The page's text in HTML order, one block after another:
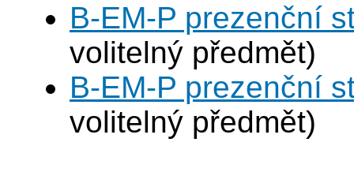
B-EM-P prezenční
volitelný předmět)
B-EM-P prezenční
volitelný předmět)